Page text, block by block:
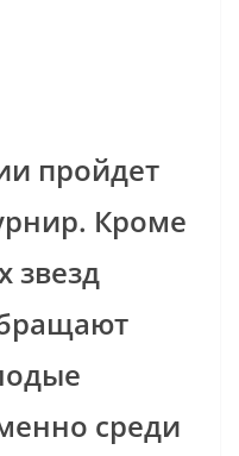
пройдет
Кроме
звезд
среди